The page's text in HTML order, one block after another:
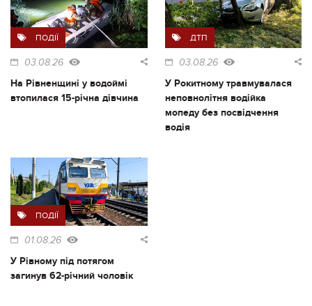
ПОДІЇ
03.08.26
На Рівненщині у водоймі
втопилася 15-річна дівчина
ДТП
03.08.26
У Рокитному травмувалася
неповнолітня водійка
мопеду без посвідчення
водія
ПОДІЇ
01.08.26
У Рівному під потягом
загинув 62-річний чоловік